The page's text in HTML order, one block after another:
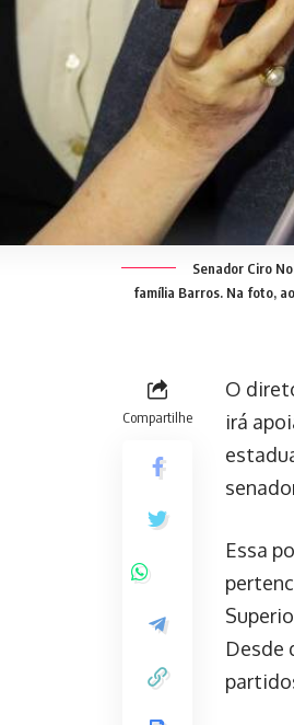
Senador Ciro
família Barros. Na foto,
Compartilhe
O
irá
Essa
Desde